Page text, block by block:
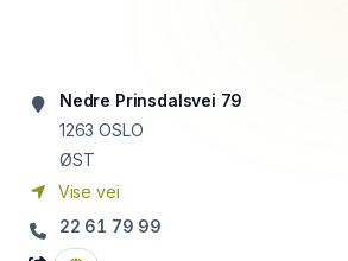
Nedre Prinsdalsvei 79
1263 OSLO
ØST
Vise vei
22 61 79 99